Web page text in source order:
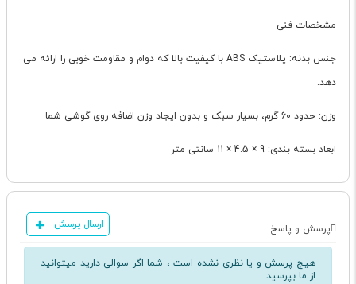
مشخصات فنی
جنس بدنه: پلاستیک ABS با کیفیت بالا که دوام و مقاومت خوبی را ارائه می
دهد.
وزن: حدود 60 گرم، بسیار سبک و بدون ایجاد وزن اضافه روی گوشی شما
ابعاد بسته بندی: 9 × 4.5 × 11 سانتی متر
پرسش و پاسخ ارسال پرسش
هیچ پرسش و یا نظری نشده است ، شما اگر سوالی دارید میتوانید
از ما بپرسید..